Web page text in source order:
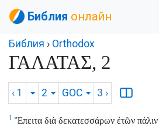
Библия онлайн
Библия › Orthodox
ΓΑΛΑΤΑΣ, 2
‹ 1 2 GOC 3 ›
1 Ἔπειτα διὰ δεκατεσσάρων ἐτῶν